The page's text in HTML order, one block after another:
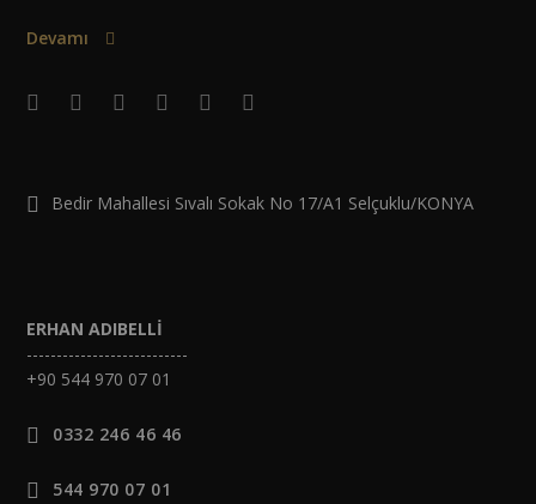
Devamı
Bedir Mahallesi Sıvalı Sokak No 17/A1 Selçuklu/KONYA
ERHAN ADIBELLİ
---------------------------
+90 544 970 07 01
0332 246 46 46
544 970 07 01